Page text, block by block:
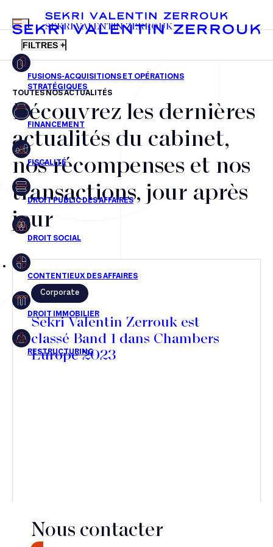
FR EN
MENU
SEKRI VALENTIN ZERROUK
FILTRES +
Fusions-acquisitions et opérations stratégiques
Financement
Fiscalité
Droit public des affaires
Droit social
Droit immobilier
Restructuring
Article
TOUTES NOS ACTUALITÉS
Découvrez les dernières
actualités du cabinet,
nos récompenses et nos
transactions, jour après
jour
Corporate
Sekri Valentin Zerrouk est
classé Band 1 dans Chambers
Europe 2023
Nous contacter